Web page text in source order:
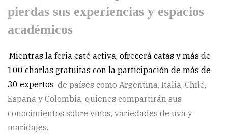
pierdas sus experiencias y espacios
académicos
Mientras la feria esté activa, ofrecerá catas y más de
100 charlas gratuitas con la participación de más de
30 expertos de países como Argentina, Italia, Chile,
España y Colombia, quienes compartirán sus
conocimientos sobre vinos, variedades de uva y
maridajes.